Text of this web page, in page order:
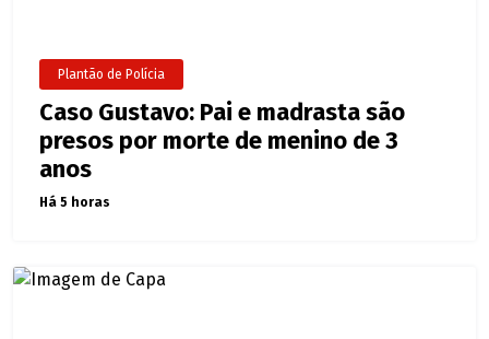
Plantão de Polícia
Caso Gustavo: Pai e madrasta são
presos por morte de menino de 3
anos
Há 5 horas